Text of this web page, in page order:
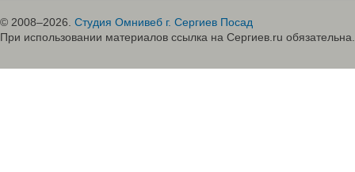
© 2008–2026. Студия Омнивеб г. Сергиев Посад
При использовании материалов ссылка на Сергиев.ru обязательна.